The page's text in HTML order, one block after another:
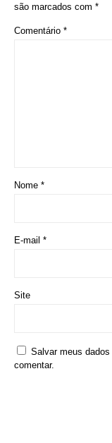
são marcados com *
Comentário *
Nome *
E-mail *
Site
Salvar meus
comentar.